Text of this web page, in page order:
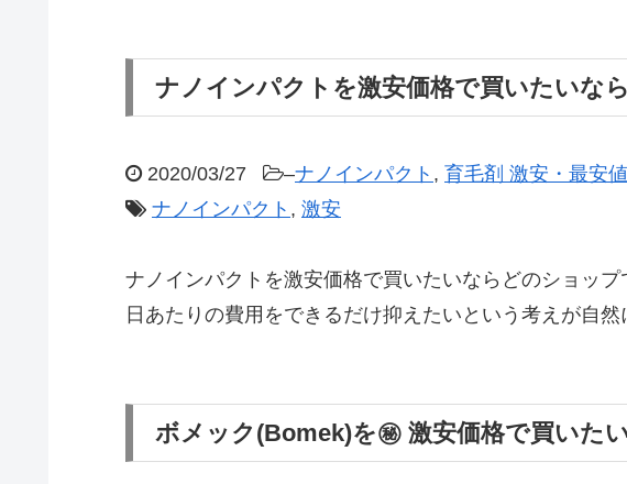
ナノインパクトを激安価格で買いたいな
2020/03/27 –ナノインパクト , 育毛剤 激安・最安
ナノインパクト , 激安
ナノインパクトを激安価格で買いたいならどのショッ
日あたりの費用をできるだけ抑えたいという考えが自
ボメック(Bomek)を㊙ 激安価格で買いた